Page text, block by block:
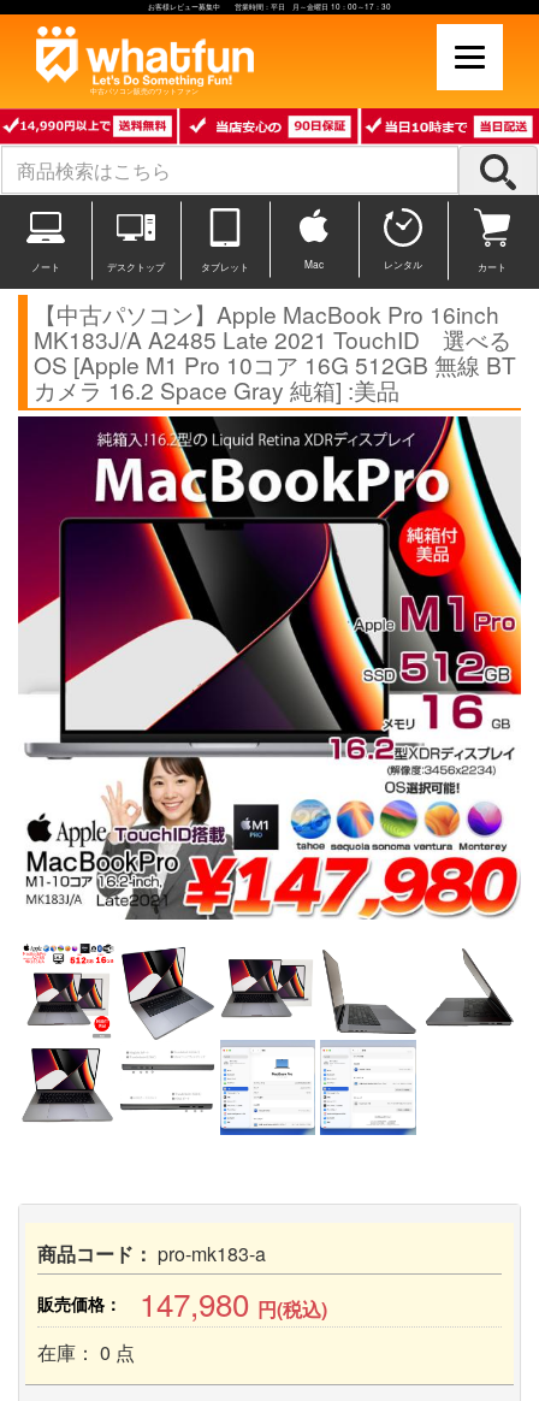
お客様レビュー募集中 営業時間：平日 月～金曜日 10：00～17：30
中古パソコン販売のワットファン
ノート デスクトップ タブレット Mac レンタル カート
【中古パソコン】Apple MacBook Pro 16inch
MK183J/A A2485 Late 2021 TouchID 選べる
OS [Apple M1 Pro 10コア 16G 512GB 無線 BT
カメラ 16.2 Space Gray 純箱] :美品
商品コード： pro-mk183-a
販売価格： 147,980 円(税込)
在庫： 0 点